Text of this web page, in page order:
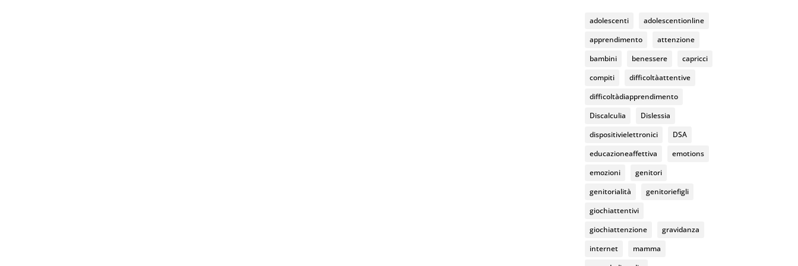
C
h
a
n
n
el
adolescenti
adolescentionline
apprendimento
attenzione
bambini
benessere
capricci
compiti
difficoltàattentive
difficoltàdiapprendimento
Discalculia
Dislessia
dispositivielettronici
DSA
educazioneaffettiva
emotions
emozioni
genitori
genitorialità
genitoriefigli
giochiattentivi
giochiattenzione
gravidanza
internet
mamma